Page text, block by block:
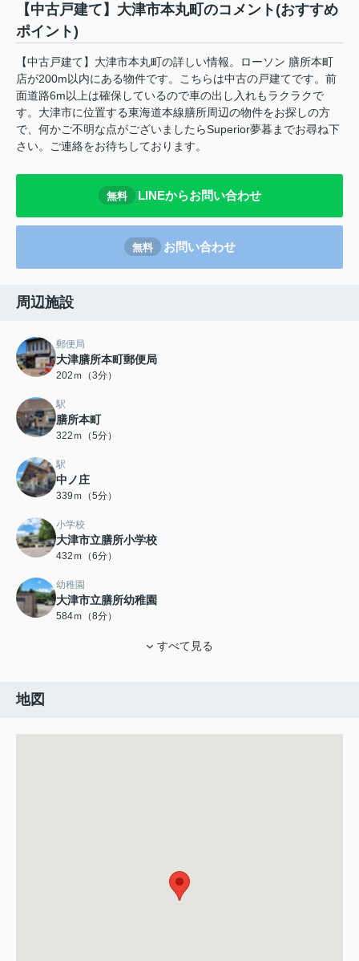
【中古戸建て】大津市本丸町のコメント(おすすめ
ポイント)
【中古戸建て】大津市本丸町の詳しい情報。ローソン 膳所本町
店が200m以内にある物件です。こちらは中古の戸建てです。前
面道路6m以上は確保しているので車の出し入れもラクラクで
す。大津市に位置する東海道本線膳所周辺の物件をお探しの方
で、何かご不明な点がございましたらSuperior夢暮までお尋ね下
さい。ご連絡をお待ちしております。
無料 LINEからお問い合わせ
無料 お問い合わせ
周辺施設
郵便局
大津膳所本町郵便局
202ｍ（3分）
駅
膳所本町
322ｍ（5分）
駅
中ノ庄
339ｍ（5分）
小学校
大津市立膳所小学校
432ｍ（6分）
幼稚園
大津市立膳所幼稚園
584ｍ（8分）
すべて見る
地図